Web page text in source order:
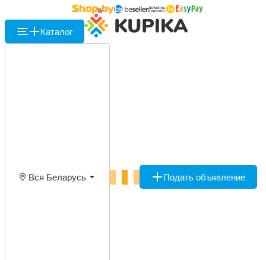
Каталог
Вся Беларусь Подать объявление